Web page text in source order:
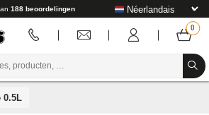
188 beoordelingen
0.5L